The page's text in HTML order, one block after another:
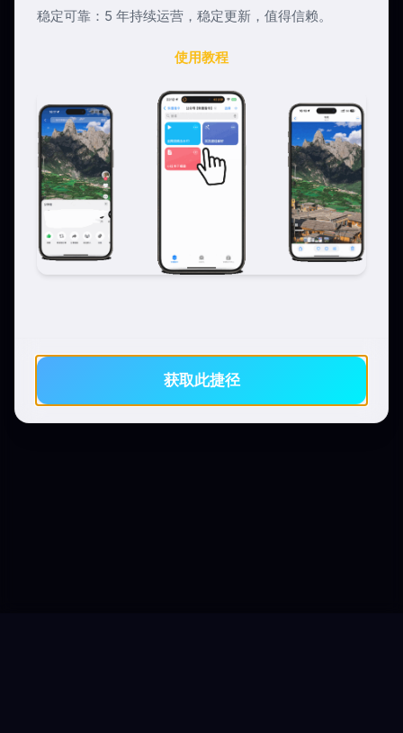
稳定可靠：5 年持续运营，稳定更新，值得信赖。
使用教程
获取此捷径